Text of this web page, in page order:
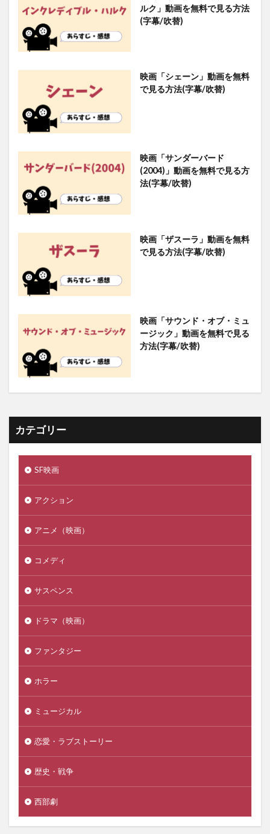
ルク」動画を無料で見る方法
(字幕/吹替)
映画「シェーン」動画を無料
で見る方法(字幕/吹替)
映画「サンダーバード
(2004)」動画を無料で見る方
法(字幕/吹替)
映画「ザスーラ」動画を無料
で見る方法(字幕/吹替)
映画「サウンド・オブ・ミュ
ージック」動画を無料で見る
方法(字幕/吹替)
カテゴリー
SF映画
アクション
アニメ（映画）
コメディ
サスペンス
ドラマ（映画）
ファンタジー
ホラー
ミュージカル
恋愛・ラブストーリー
歴史・戦争
西部劇